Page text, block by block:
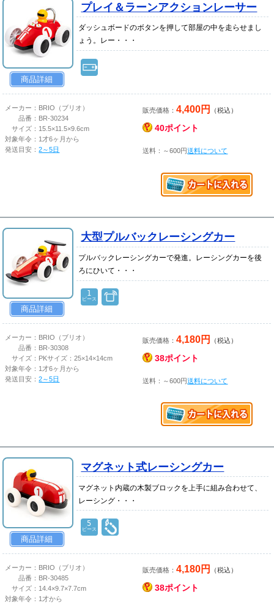
商品詳細
プレイ＆ラーンアクションレーサー
ダッシュボードのボタンを押して部屋の中を走らせまし
ょう。レー・・・
メーカー： BRIO（ブリオ）
品番： BR-30234
サイズ： 15.5×11.5×9.6cm
対象年令： 1才6ヶ月から
発送目安：2～5日
販売価格：4,400円 （税込）
40ポイント
送料：～600円送料について
商品詳細
大型プルバックレーシングカー
プルバックレーシングカーで発進。レーシングカーを後
ろにひいて・・・
1
ピース
メーカー： BRIO（ブリオ）
品番： BR-30308
サイズ： PKサイズ：25×14×14cm
対象年令： 1才6ヶ月から
発送目安：2～5日
販売価格：4,180円 （税込）
38ポイント
送料：～600円送料について
商品詳細
マグネット式レーシングカー
マグネット内蔵の木製ブロックを上手に組み合わせて、
レーシング・・・
5
ピース
メーカー： BRIO（ブリオ）
品番： BR-30485
サイズ： 14.4×9.7×7.7cm
対象年令： 1才から
販売価格：4,180円 （税込）
38ポイント